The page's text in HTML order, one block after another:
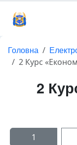
Головна
2 Курс
2
1